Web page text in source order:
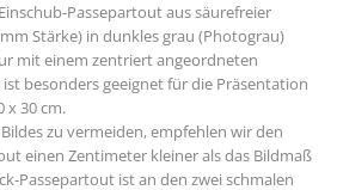
Passepartout aus säurefreier
Stärke) in dunkles grau (Photograu)
mit einem zentriert angeordneten
besonders geeignet für die Präsentation
x 30 cm.
zu vermeiden, empfehlen wir den
einen Zentimeter kleiner als das Bildmaß
Passepartout ist an den zwei schmalen